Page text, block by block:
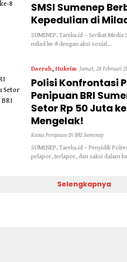
SMSI Sumenep
Kepedulian di
SUMENEP, Tareka.id – Serikat
milad ke-8 dengan aksi sosial…
Daerah, Hukrim Jumat, 28 Februari
Polisi Konfrontasi
Penipuan BRI
Setor Rp 50 Juta
Mengelak!
Kasus Penipuan Di BRI Sumenep
SUMENEP, Tareka.id – Penyidik
pelapor, terlapor, dan saksi dalam
Selengkapnya